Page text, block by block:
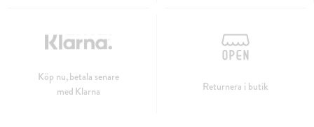
Köp nu, betala senare
med Klarna
Returnera i butik